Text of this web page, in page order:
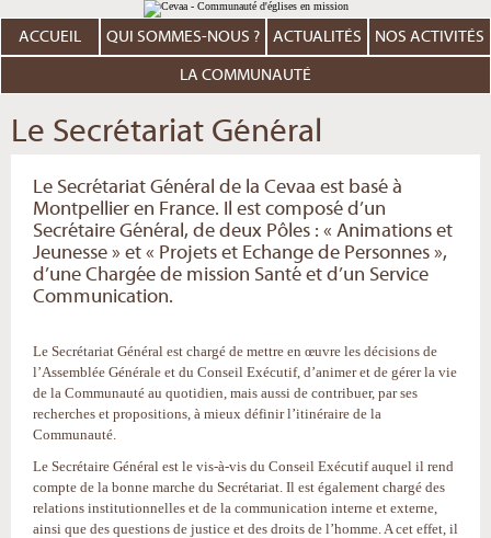
au
contenu.
Aller
personnels
ACCUEIL QUI SOMMES-NOUS ? ACTUALITÉS NOS ACTIVITÉS
LA COMMUNAUTÉ
Le Secrétariat Général
Le Secrétariat Général de la Cevaa est basé à
Montpellier en France. Il est composé d’un
Secrétaire Général, de deux Pôles : « Animations et
Jeunesse » et « Projets et Echange de Personnes »,
d’une Chargée de mission Santé et d’un Service
Communication.
Le Secrétariat Général est chargé de mettre en œuvre les décisions de
l’Assemblée Générale et du Conseil Exécutif, d’animer et de gérer la vie
de la Communauté au quotidien, mais aussi de contribuer, par ses
recherches et propositions, à mieux définir l’itinéraire de la
Communauté.
Le Secrétaire Général est le vis-à-vis du Conseil Exécutif auquel il rend
compte de la bonne marche du Secrétariat. Il est également chargé des
relations institutionnelles et de la communication interne et externe,
ainsi que des questions de justice et des droits de l’homme. A cet effet, il